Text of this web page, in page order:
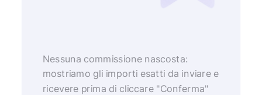
Nessuna commissione nascosta:
mostriamo gli importi esatti da inviare e
ricevere prima di cliccare "Conferma"